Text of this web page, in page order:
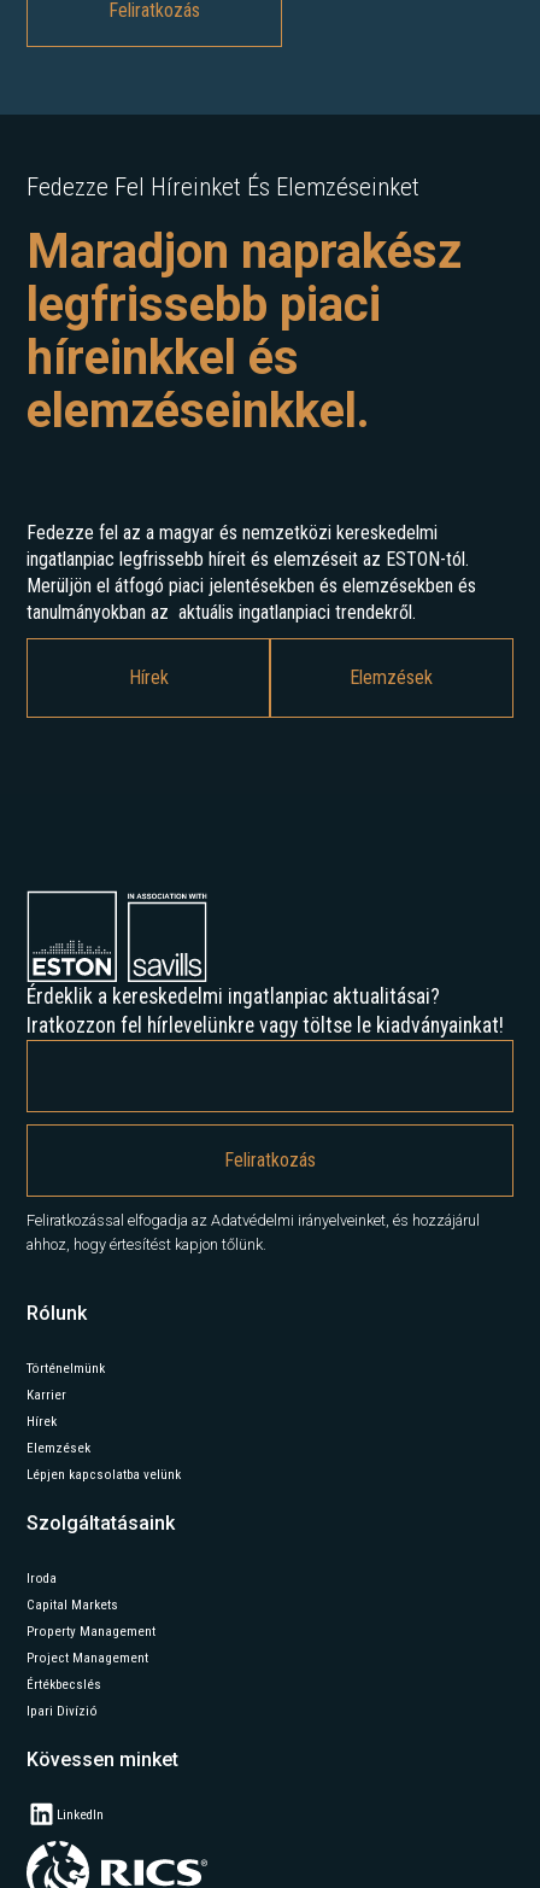
Fedezze Fel Híreinket És Elemzéseinket
Maradjon naprakész
legfrissebb piaci
híreinkkel és
elemzéseinkkel.
Fedezze fel az a magyar és nemzetközi kereskedelmi
ingatlanpiac legfrissebb híreit és elemzéseit az ESTON-tól.
Merüljön el átfogó piaci jelentésekben és elemzésekben és
tanulmányokban az aktuális ingatlanpiaci trendekről.
Hírek Elemzések
Érdeklik a kereskedelmi ingatlanpiac aktualitásai?
Iratkozzon fel hírlevelünkre vagy töltse le kiadványainkat!
Feliratkozással elfogadja az Adatvédelmi irányelveinket, és hozzájárul
ahhoz, hogy értesítést kapjon tőlünk.
Rólunk
Történelmünk
Karrier
Hírek
Elemzések
Lépjen kapcsolatba velünk
Szolgáltatásaink
Iroda
Capital Markets
Property Management
Project Management
Értékbecslés
Ipari Divízió
Kövessen minket
LinkedIn